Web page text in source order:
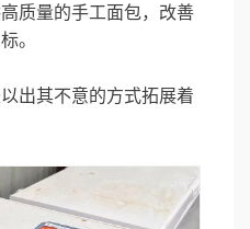
质量的手工面包，改善
。
出其不意的方式拓展着